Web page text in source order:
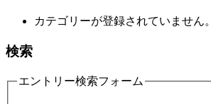
カテゴリーが登録されていません。
検索
エントリー検索フォーム